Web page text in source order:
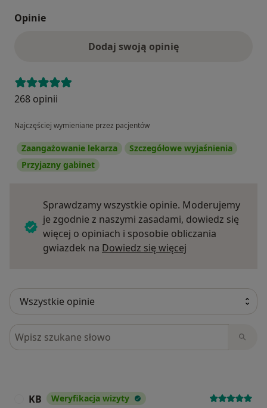
Opinie
Dodaj swoją opinię
268 opinii
Najczęściej wymieniane przez pacjentów
Zaangażowanie lekarza
Szczegółowe wyjaśnienia
Przyjazny gabinet
Sprawdzamy wszystkie opinie. Moderujemy
je zgodnie z naszymi zasadami, dowiedz się
więcej o opiniach i sposobie obliczania
gwiazdek na Dowiedz się więcej
Szukaj w opiniach
KB Weryfikacja wizyty